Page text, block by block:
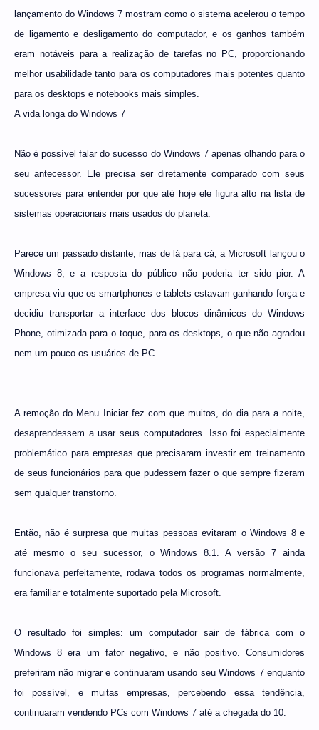
lançamento do Windows 7 mostram como o sistema acelerou o tempo
de ligamento e desligamento do computador, e os ganhos também
eram notáveis para a realização de tarefas no PC, proporcionando
melhor usabilidade tanto para os computadores mais potentes quanto
para os desktops e notebooks mais simples.
A vida longa do Windows 7
Não é possível falar do sucesso do Windows 7 apenas olhando para o
seu antecessor. Ele precisa ser diretamente comparado com seus
sucessores para entender por que até hoje ele figura alto na lista de
sistemas operacionais mais usados do planeta.
Parece um passado distante, mas de lá para cá, a Microsoft lançou o
Windows 8, e a resposta do público não poderia ter sido pior. A
empresa viu que os smartphones e tablets estavam ganhando força e
decidiu transportar a interface dos blocos dinâmicos do Windows
Phone, otimizada para o toque, para os desktops, o que não agradou
nem um pouco os usuários de PC.
A remoção do Menu Iniciar fez com que muitos, do dia para a noite,
desaprendessem a usar seus computadores. Isso foi especialmente
problemático para empresas que precisaram investir em treinamento
de seus funcionários para que pudessem fazer o que sempre fizeram
sem qualquer transtorno.
Então, não é surpresa que muitas pessoas evitaram o Windows 8 e
até mesmo o seu sucessor, o Windows 8.1. A versão 7 ainda
funcionava perfeitamente, rodava todos os programas normalmente,
era familiar e totalmente suportado pela Microsoft.
O resultado foi simples: um computador sair de fábrica com o
Windows 8 era um fator negativo, e não positivo. Consumidores
preferiram não migrar e continuaram usando seu Windows 7 enquanto
foi possível, e muitas empresas, percebendo essa tendência,
continuaram vendendo PCs com Windows 7 até a chegada do 10.